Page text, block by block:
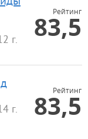
г.
Рейтинг
83,5
г.
Рейтинг
83,5